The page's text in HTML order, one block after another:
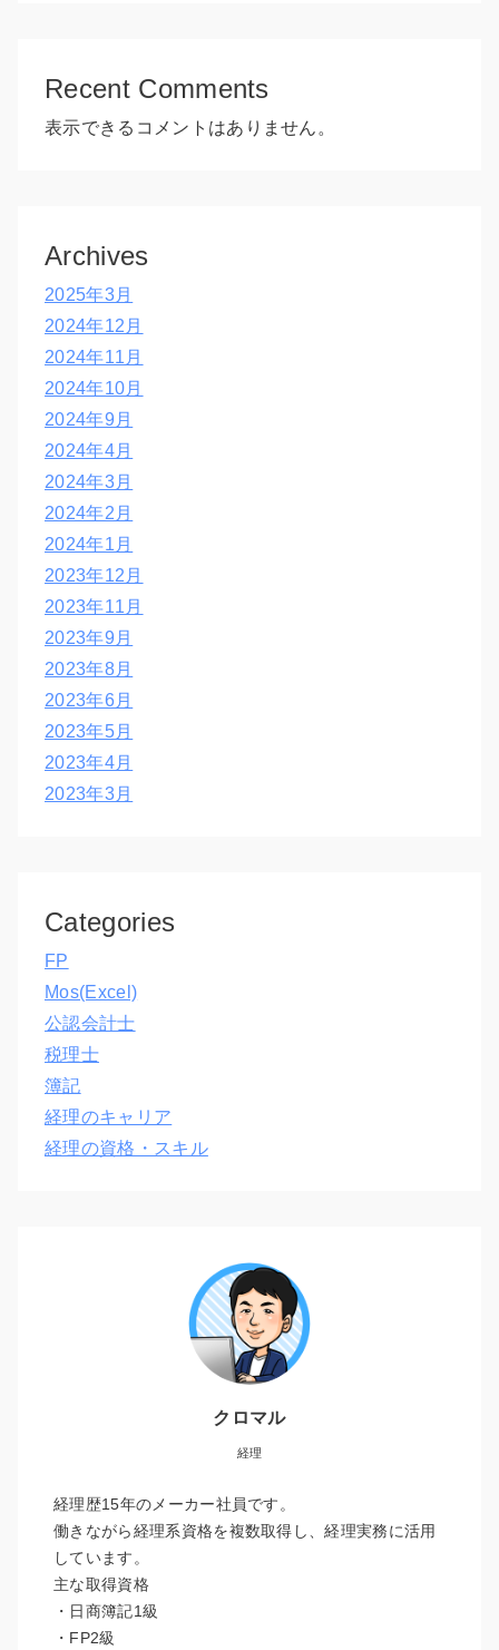
Recent Comments
表示できるコメントはありません。
Archives
2025年3月
2024年12月
2024年11月
2024年10月
2024年9月
2024年4月
2024年3月
2024年2月
2024年1月
2023年12月
2023年11月
2023年9月
2023年8月
2023年6月
2023年5月
2023年4月
2023年3月
Categories
FP
Mos(Excel)
公認会計士
税理士
簿記
経理のキャリア
経理の資格・スキル
クロマル
経理
経理歴15年のメーカー社員です。
働きながら経理系資格を複数取得し、経理実務に活用
しています。
主な取得資格
・日商簿記1級
・FP2級